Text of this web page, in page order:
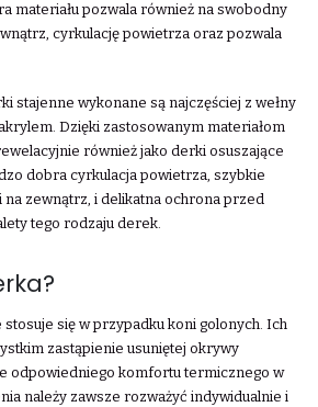
materiału pozwala również na swobodny
cyrkulację powietrza oraz pozwala
stajenne wykonane są najczęściej z wełny
Dzięki zastosowanym materiałom
również jako derki osuszające
dobra cyrkulacja powietrza, szybkie
zewnątrz, i delikatna ochrona przed
tego rodzaju derek.
się w przypadku koni golonych. Ich
zastąpienie usuniętej okrywy
odpowiedniego komfortu termicznego w
należy zawsze rozważyć indywidualnie i